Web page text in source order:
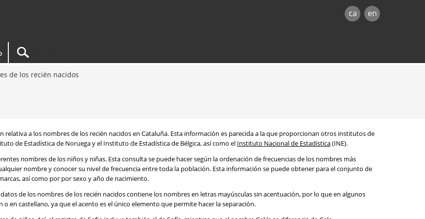
ca en
de los recién nacidos
relativa a los nombres de los recién nacidos en Cataluña. Esta información es parecida a la que proporcionan otros institutos de
de Estadística de Noruega y el Instituto de Estadística de Bélgica, así como el Instituto Nacional de Estadística(INE).
nombres de los niños y niñas. Esta consulta se puede hacer según la ordenación de frecuencias de los nombres más
nombre y conocer su nivel de frecuencia entre toda la población. Esta información se puede obtener para el conjunto de
así como por por sexo y año de nacimiento.
de los nombres de los recién nacidos contiene los nombres en letras mayúsculas sin acentuación, por lo que en algunos
en castellano, ya que el acento es el único elemento que permite hacer la separación.